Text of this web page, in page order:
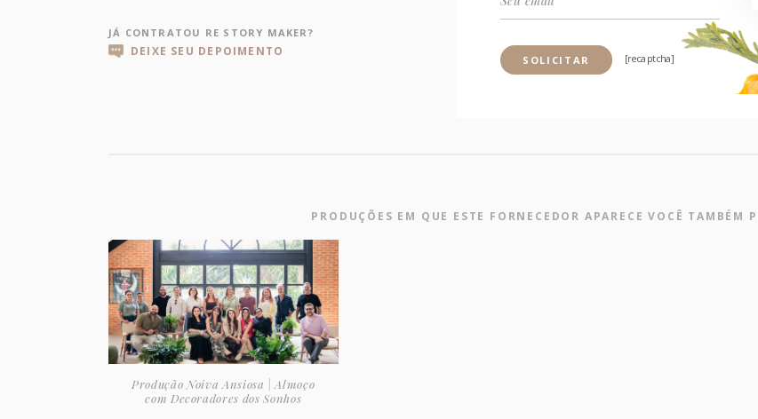
JÁ CONTRATOU RE STORY MAKER?
DEIXE SEU DEPOIMENTO [recaptcha]
PRODUÇÕES EM QUE ESTE FORNECEDOR APARECE VOCÊ TAMBÉM
Produção Noiva Ansiosa | Almoço
com Decoradores dos Sonhos